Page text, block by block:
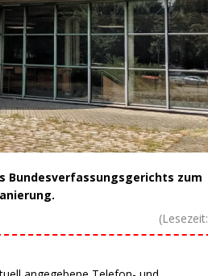
Bundesverfassungsgerichts zum
(Lesezeit: